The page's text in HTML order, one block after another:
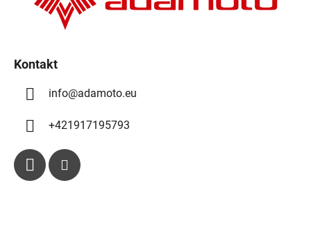
Kontakt
info@adamoto.eu
+421917195793